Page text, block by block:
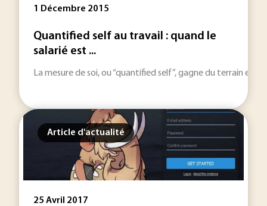
1 Décembre 2015
Quantified self au travail : quand le
salarié est ...
La mesure de soi, ou “quantified self”, gagne du terrain et
Article d'actualité
25 Avril 2017